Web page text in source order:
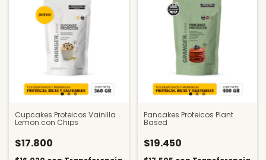
Cupcakes Proteicos Vainilla
Lemon con Chips
$17.800
Pancakes Proteicos Plant
Based
$19.450